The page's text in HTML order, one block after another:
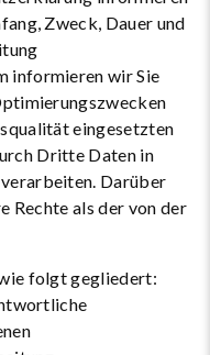
Zweck, Dauer und
informieren wir Sie
eingesetzten
Dritte Daten in
Darüber
Rechte als der von der
folgt gegliedert: